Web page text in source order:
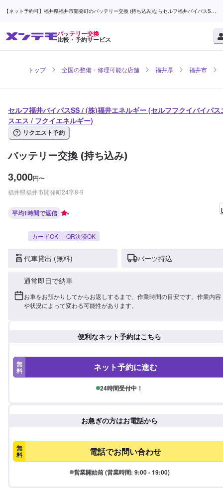
【ネット予約可】福井県福井市開発町のバッテリー交換 (持ち込み)ならセルフ福井バイパスSS /
バッテリー交換
比較・予約サービス
トップ 全国の整備・修理可能な店舗 福井県 福井市
セルフ福井バイパスSS / (株)福井エネルギー (セルフフクイバイパス
スエス / フクイエネルギー)
リクエスト予約
バッテリー交換 (持ち込み)
3,000円〜
福井県福井市開発町24字8-9
平均1時間で返信 -
カードOK QR決済OK
代車貸出 (無料) パーツ持込
通常即日で納車
お車をお預かりしてからお返しするまで、作業時間の目安です。作業内容
や状況によって変わる可能性があります。
便利なネット予約はこちら
無
料 ネット予約に進む
24時間受付中！
お急ぎの方はお電話から
無
料 電話でお問い合わせ
営業開始前 (営業時間: 9:00 - 19:00)